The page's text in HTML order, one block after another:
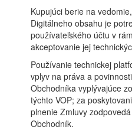
Kupujúci berie na
Digitálneho obsahu je
používateľského účtu v
akceptovanie jej
Používanie technickej
vplyv na práva a
Obchodníka vyplývajúce
týchto VOP; za
plnenie Zmluvy
Obchodník.